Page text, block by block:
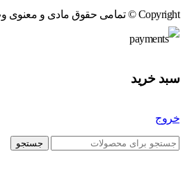
Copyright © تمامی حقوق مادی و معنوی وب سایت محفوظ می باشد
سبد خرید
خروج
جستجو